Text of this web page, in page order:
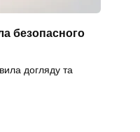
безопасного
догляду та